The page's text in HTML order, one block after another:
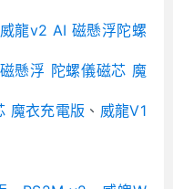
龍v2 AI 磁懸浮陀螺
懸浮 陀螺儀磁芯 魔
魔衣充電版 、 威龍V1